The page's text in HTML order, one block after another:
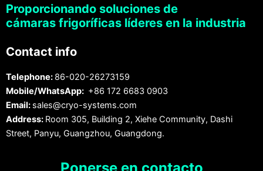
Proporcionando soluciones de
cámaras frigoríficas líderes en la industria
Contact info
Telephone: 86-020-26273159
Mobile/WhatsApp: +86 172 6683 0903
Email: sales@cryo-systems.com
Address: Room 305, Building 2, Xiehe Community, Dashi
Street, Panyu, Guangzhou, Guangdong.